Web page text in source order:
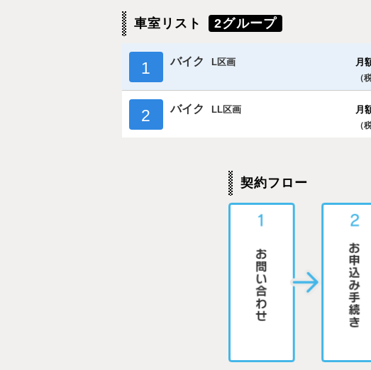
車室リスト 2グループ
1 バイク L区画 月
（
2 バイク LL区画 月
（
契約フロー